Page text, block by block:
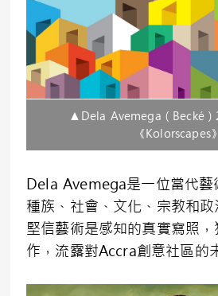
▲Dela Avemega（Becké）
《Kolorscapes》
Dela Avemega是一位當代藝
種族、社會、文化、宗教和
堅信藝術是感知的真實寫照
作，流露對Accra創意社區的